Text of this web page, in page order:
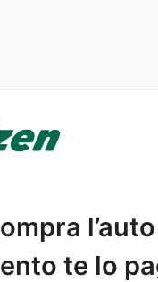
te lo